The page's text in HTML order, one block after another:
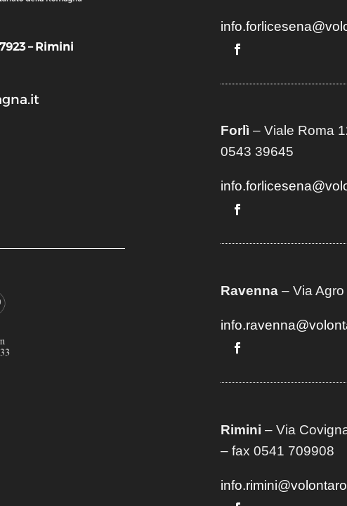
– Rimini
Forlì – Viale Roma
0543 39645
Ravenna– Via Agro
Rimini – Via
– fax 0541 709908